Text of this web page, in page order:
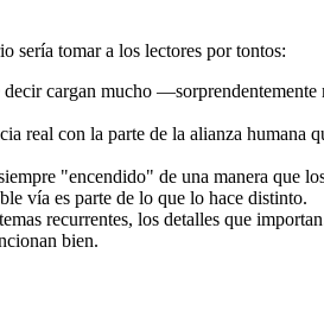
sería tomar a los lectores por tontos:
cargan mucho —sorprendentemente
real con la parte de la alianza humana
"encendido" de una manera que
vía es parte de lo que lo hace distinto.
recurrentes, los detalles que
bien.